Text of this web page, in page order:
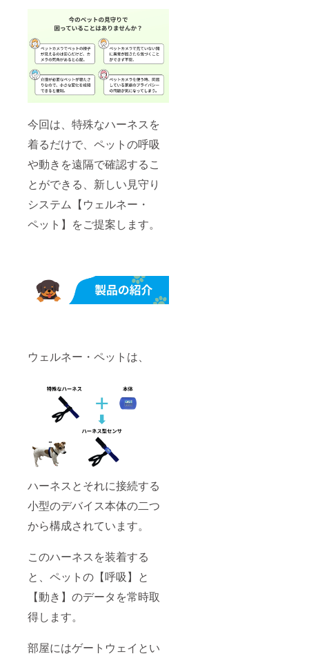
今回は、特殊なハーネスを
着るだけで、ペットの呼吸
や動きを遠隔で確認するこ
とができる、新しい見守り
システム【ウェルネー・
ペット】をご提案します。
ウェルネー・ペットは、
ハーネスとそれに接続する
小型のデバイス本体の二つ
から構成されています。
このハーネスを装着する
と、ペットの【呼吸】と
【動き】のデータを常時取
得します。
部屋にはゲートウェイとい